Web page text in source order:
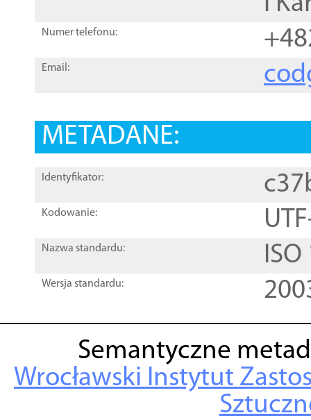
Numer telefonu:
Email:
METADANE:
Identyfikator:
Kodowanie:
Nazwa standardu:
Wersja standardu:
Semantyczne
Wrocławski Instytut